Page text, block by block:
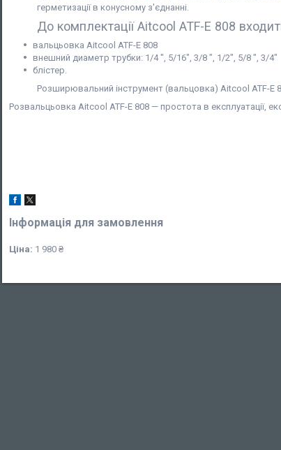
герметизації в конусному з'єднанні.
До комплектації Aitcool АТF-E 808
вальцьовка Aitcool АТF-E 808
внешний диаметр трубки: 1/4 ", 5/16", 3/8 ", 1/2", 5/8 ", 3/4"
блістер.
Розширювальний інструмент (вальцовка) Aitcool АТF-E
Розвальцьовка Aitcool АТF-E 808 — простота в експлуатації,
Інформація для замовлення
Ціна: 1 980 ₴